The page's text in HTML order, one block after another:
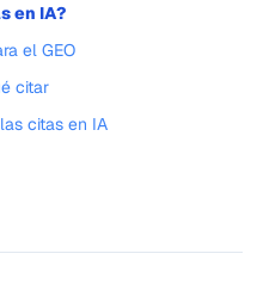
en IA?
el GEO
citar
citas en IA